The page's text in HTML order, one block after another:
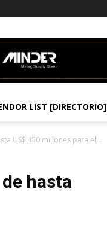
LIST [DIRECTORIO]
US$ 450 millones para el...
hasta